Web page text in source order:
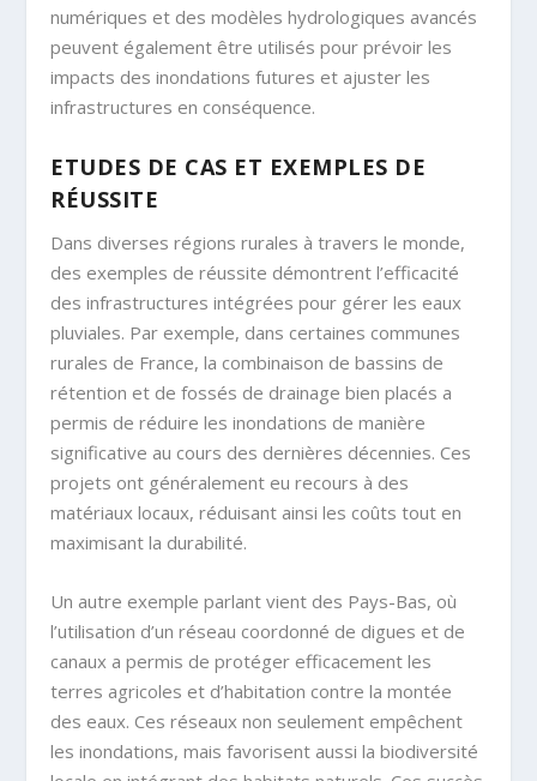
numériques et des modèles hydrologiques avancés
peuvent également être utilisés pour prévoir les
impacts des inondations futures et ajuster les
infrastructures en conséquence.
ETUDES DE CAS ET EXEMPLES DE
RÉUSSITE
Dans diverses régions rurales à travers le monde,
des exemples de réussite démontrent l’efficacité
des infrastructures intégrées pour gérer les eaux
pluviales. Par exemple, dans certaines communes
rurales de France, la combinaison de bassins de
rétention et de fossés de drainage bien placés a
permis de réduire les inondations de manière
significative au cours des dernières décennies. Ces
projets ont généralement eu recours à des
matériaux locaux, réduisant ainsi les coûts tout en
maximisant la durabilité.
Un autre exemple parlant vient des Pays-Bas, où
l’utilisation d’un réseau coordonné de digues et de
canaux a permis de protéger efficacement les
terres agricoles et d’habitation contre la montée
des eaux. Ces réseaux non seulement empêchent
les inondations, mais favorisent aussi la biodiversité